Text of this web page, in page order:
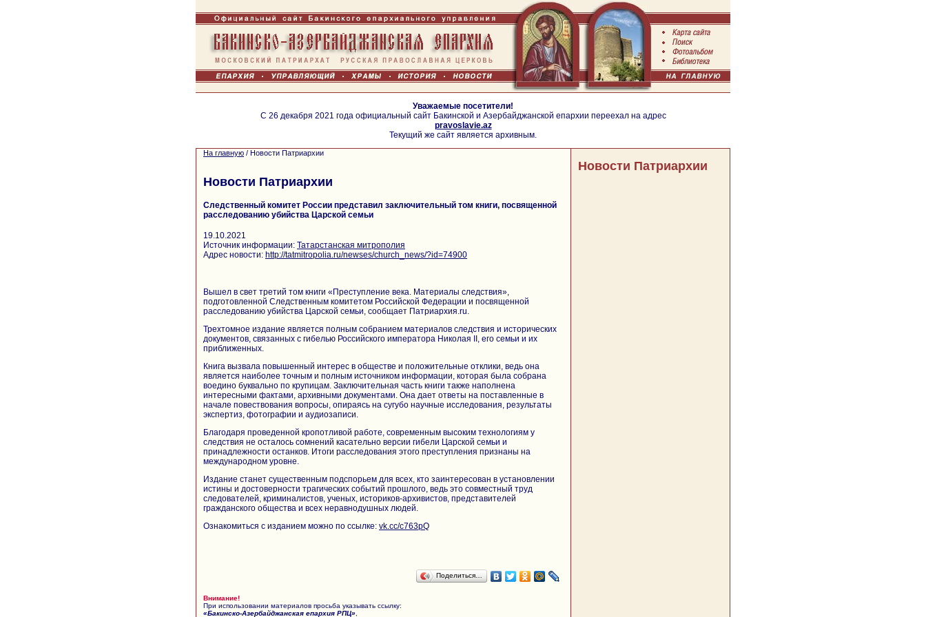
Уважаемые посетители!
С 26 декабря 2021 года официальный сайт Бакинской и Азербайджанской епархии переехал на адрес
pravoslavie.az
Текущий же сайт является архивным.
На главную / Новости Патриархии
Новости Патриархии
Следственный комитет России представил заключительный том книги, посвященной
расследованию убийства Царской семьи
19.10.2021
Источник информации: Татарстанская митрополия
Адрес новости: http://tatmitropolia.ru/newses/church_news/?id=74900
Вышел в свет третий том книги «Преступление века. Материалы следствия»,
подготовленной Следственным комитетом Российской Федерации и посвященной
расследованию убийства Царской семьи, сообщает Патриархия.ru.
Трехтомное издание является полным собранием материалов следствия и исторических
документов, связанных с гибелью Российского императора Николая II, его семьи и их
приближенных.
Книга вызвала повышенный интерес в обществе и положительные отклики, ведь она
является наиболее точным и полным источником информации, которая была собрана
воедино буквально по крупицам. Заключительная часть книги также наполнена
интересными фактами, архивными документами. Она дает ответы на поставленные в
начале повествования вопросы, опираясь на сугубо научные исследования, результаты
экспертиз, фотографии и аудиозаписи.
Благодаря проведенной кропотливой работе, современным высоким технологиям у
следствия не осталось сомнений касательно версии гибели Царской семьи и
принадлежности останков. Итоги расследования этого преступления признаны на
международном уровне.
Издание станет существенным подспорьем для всех, кто заинтересован в установлении
истины и достоверности трагических событий прошлого, ведь это совместный труд
следователей, криминалистов, ученых, историков-архивистов, представителей
гражданского общества и всех неравнодушных людей.
Ознакомиться с изданием можно по ссылке: vk.cc/c763pQ
Поделиться…
Внимание!
При использовании материалов просьба указывать ссылку:
«Бакинско-Азербайджанская епархия РПЦ»
Новости Патриархии